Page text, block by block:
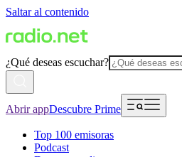
Saltar al contenido
¿Qué deseas escuchar?
Abrir appDescubre Prime
Top 100 emisoras
Podcast